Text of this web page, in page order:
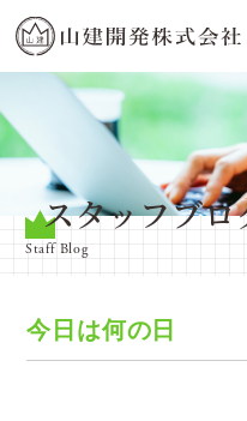
スタッフブロ
Staff Blog
今日は何の日